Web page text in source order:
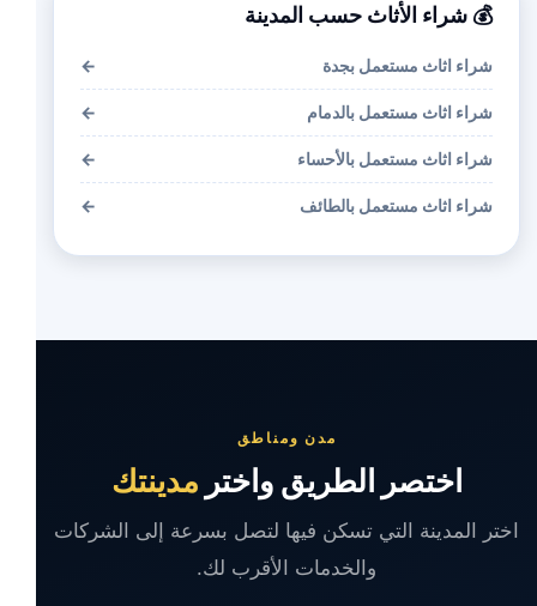
💰 شراء الأثاث حسب المدينة
شراء اثاث مستعمل بجدة ←
شراء اثاث مستعمل بالدمام ←
شراء اثاث مستعمل بالأحساء ←
شراء اثاث مستعمل بالطائف ←
مدن ومناطق
اختصر الطريق واختر مدينتك
اختر المدينة التي تسكن فيها لتصل بسرعة إلى الشركات
والخدمات الأقرب لك.